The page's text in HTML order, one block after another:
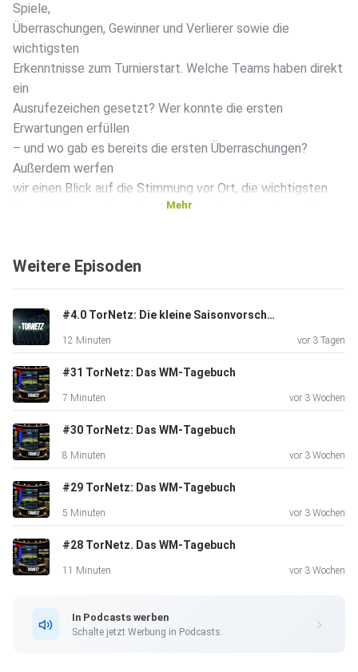
Spiele,
Überraschungen, Gewinner und Verlierer sowie die
wichtigsten
Erkenntnisse zum Turnierstart. Welche Teams haben direkt
ein
Ausrufezeichen gesetzt? Wer konnte die ersten
Erwartungen erfüllen
– und wo gab es bereits die ersten Überraschungen?
Außerdem werfen
wir einen Blick auf die Stimmung vor Ort, die wichtigsten
Geschichten rund um den Auftakt und geben eine erste
Analyse,
WM-Starts –
perfekt für alle, die nichts verpassen wollen. Themen der
Folge:
Die Spiele des 1. WM-Tages Erste Überraschungen und
Highlights
Atmosphäre beim
Turnierauftakt Unsere Einschätzungen für die kommenden
Spaß beim Hören!
Mehr
Weitere Episoden
#4.0 TorNetz: Die kleine Saisonvorschau (Wolfsburg, Hannover, Nürnberg, Magdeburg)
12 Minuten vor 3 Tagen
#31 TorNetz: Das WM-Tagebuch
7 Minuten vor 3 Wochen
#30 TorNetz: Das WM-Tagebuch
8 Minuten vor 3 Wochen
#29 TorNetz: Das WM-Tagebuch
5 Minuten vor 3 Wochen
#28 TorNetz. Das WM-Tagebuch
11 Minuten vor 3 Wochen
In Podcasts werben
Schalte jetzt Werbung in Podcasts.